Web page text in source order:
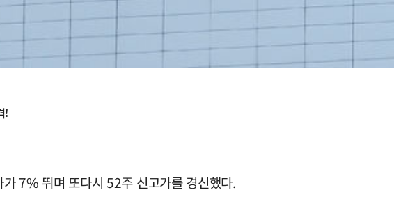
7% 뛰며 또다시 52주 신고가를 경신했다.